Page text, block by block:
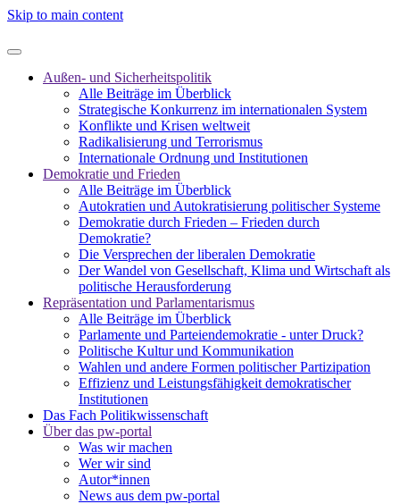
Skip to main content
Außen- und Sicherheitspolitik
Alle Beiträge im Überblick
Strategische Konkurrenz im internationalen System
Konflikte und Krisen weltweit
Radikalisierung und Terrorismus
Internationale Ordnung und Institutionen
Demokratie und Frieden
Alle Beiträge im Überblick
Autokratien und Autokratisierung politischer Systeme
Demokratie durch Frieden – Frieden durch
Demokratie?
Die Versprechen der liberalen Demokratie
Der Wandel von Gesellschaft, Klima und Wirtschaft als
politische Herausforderung
Repräsentation und Parlamentarismus
Alle Beiträge im Überblick
Parlamente und Parteiendemokratie - unter Druck?
Politische Kultur und Kommunikation
Wahlen und andere Formen politischer Partizipation
Effizienz und Leistungsfähigkeit demokratischer
Institutionen
Das Fach Politikwissenschaft
Über das pw-portal
Was wir machen
Wer wir sind
Autor*innen
News aus dem pw-portal